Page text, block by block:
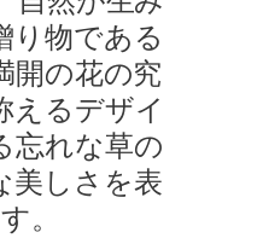
り物である
開の花の究
えるデザイ
忘れな草の
美しさを表
。